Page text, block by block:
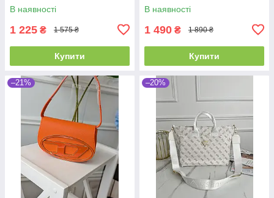
В наявності
1 225 ₴ 1 575 ₴
Купити
В наявності
1 490 ₴ 1 890 ₴
Купити
–21% –20%